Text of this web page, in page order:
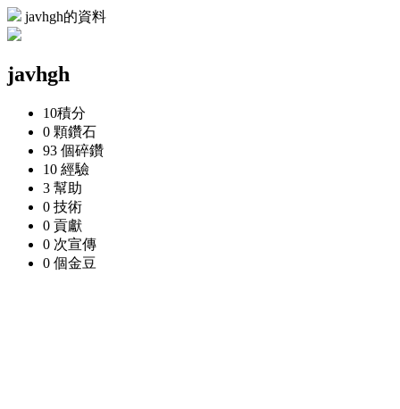
javhgh的資料
javhgh
10積分
0 顆鑽石
93 個碎鑽
10 經驗
3 幫助
0 技術
0 貢獻
0 次宣傳
0 個金豆